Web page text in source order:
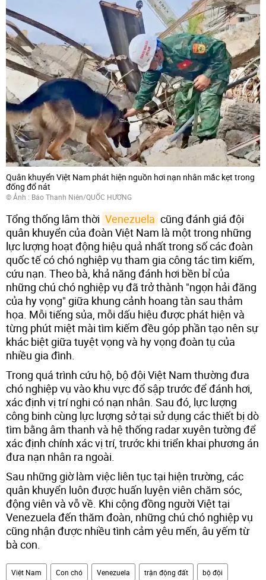
Quân khuyển Việt Nam phát hiện nguồn hơi nạn nhân mắc kẹt trong
đống đổ nát
© Ảnh : Báo Thanh Niên/QUỐC HƯƠNG
Tổng thống lâm thời Venezuela cũng đánh giá đội
quân khuyển của đoàn Việt Nam là một trong những
lực lượng hoạt động hiệu quả nhất trong số các đoàn
quốc tế có chó nghiệp vụ tham gia công tác tìm kiếm,
cứu nạn. Theo bà, khả năng đánh hơi bền bỉ của
những chú chó nghiệp vụ đã trở thành "ngọn hải đăng
của hy vọng" giữa khung cảnh hoang tàn sau thảm
họa. Mỗi tiếng sủa, mỗi dấu hiệu được phát hiện và
từng phút miệt mài tìm kiếm đều góp phần tạo nên sự
khác biệt giữa tuyệt vọng và hy vọng đoàn tụ của
nhiều gia đình.
Trong quá trình cứu hộ, bộ đội Việt Nam thường đưa
chó nghiệp vụ vào khu vực đổ sập trước để đánh hơi,
xác định vị trí nghi có nạn nhân. Sau đó, lực lượng
công binh cùng lực lượng sở tại sử dụng các thiết bị dò
tìm bằng âm thanh và hệ thống radar xuyên tường để
xác định chính xác vị trí, trước khi triển khai phương án
đưa nạn nhân ra ngoài.
Sau những giờ làm việc liên tục tại hiện trường, các
quân khuyển luôn được huấn luyện viên chăm sóc,
động viên và vỗ về. Khi cộng đồng người Việt tại
Venezuela đến thăm đoàn, những chú chó nghiệp vụ
cũng nhận được nhiều tình cảm yêu mến, âu yếm từ
bà con.
Việt Nam Con chó Venezuela trận động đất bộ đội